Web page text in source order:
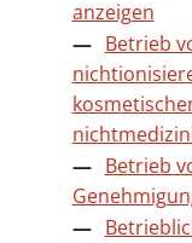
anzeigen
Betrieb
Betrieb